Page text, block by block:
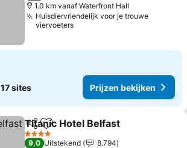
1.0 km vanaf Waterfront Hall
Huisdiervriendelijk voor je trouwe
viervoeters
17 sites Prijzen bekijken
DelenToevoegen aan favorieten
Titanic Hotel Belfast
4 Sterren
9,0 Uitstekend
8.794